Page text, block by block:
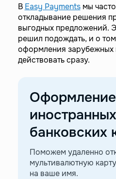
предложение
—Елена: без
меньше
— Игорь: «Не буду
старая»
Что важно понимать
—Быстрое и простое
карты
— Своевременный выпуск
В Easy Paymentsмы
откладывание решения
выгодных предложений.
решил подождать, и о
оформления зарубежных
действовать сразу.
Оформление
иностранных
банковских
Поможем удаленно
мультивалютную
на ваше имя.